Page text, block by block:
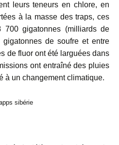
leurs teneurs en chlore, en
à la masse des traps, ces
700 gigatonnes (milliards de
gigatonnes de soufre et entre
de fluor ont été larguées dans
ont entraîné des pluies
à un changement climatique.